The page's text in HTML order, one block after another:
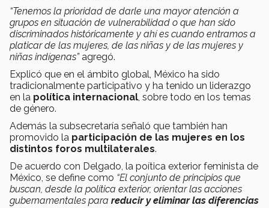
“Tenemos la prioridad de darle una mayor atención a
grupos en situación de vulnerabilidad o que han sido
discriminados históricamente y ahí es cuando entramos a
platicar de las mujeres, de las niñas y de las mujeres y
niñas indígenas” agregó.
Explicó que en el ámbito global, México ha sido
tradicionalmente participativo y ha tenido un liderazgo
en la política internacional, sobre todo en los temas
de género.
Además la subsecretaría señaló que también han
promovido la participación de las mujeres en los
distintos foros multilaterales.
De acuerdo con Delgado, la poítica exterior feminista de
México, se define como “El conjunto de principios que
buscan, desde la política exterior, orientar las acciones
gubernamentales para reducir y eliminar las diferencias